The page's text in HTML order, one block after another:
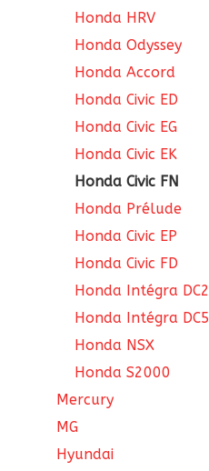
Honda HRV
Honda Odyssey
Honda Accord
Honda Civic ED
Honda Civic EG
Honda Civic EK
Honda Civic FN
Honda Prélude
Honda Civic EP
Honda Civic FD
Honda Intégra DC2
Honda Intégra DC5
Honda NSX
Honda S2000
Mercury
MG
Hyundai